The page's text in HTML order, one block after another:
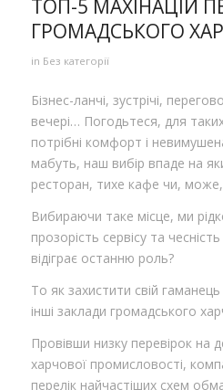
ТОП-5 МАХІНАЦІЙ
ГРОМАДСЬКОГО
in Без категорії
Бізнес-ланчі, зустрічі,
вечері… Погодьтеся, для
потрібні комфорт і
мабуть, наш вибір впаде на
ресторан, тихе кафе чи,
Вибираючи таке місце, ми
прозорість сервісу та
відіграє останню роль?
То як захистити свій гаманець
інші заклади громадського
Провівши низку перевірок на
харчової промисловості,
перелік найчастіших схем